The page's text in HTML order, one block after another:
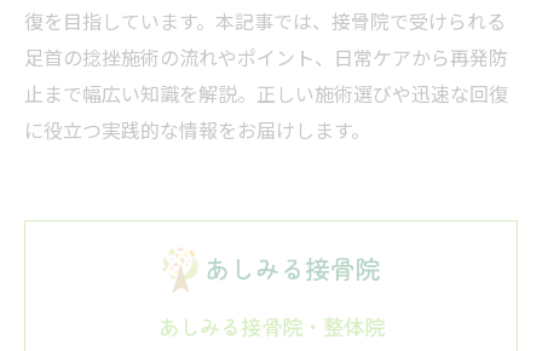
復を目指しています。本記事では、接骨院で受けられる
足首の捻挫施術の流れやポイント、日常ケアから再発防
止まで幅広い知識を解説。正しい施術選びや迅速な回復
に役立つ実践的な情報をお届けします。
あしみる接骨院・整体院